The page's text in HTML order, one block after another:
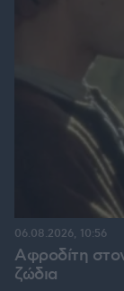
Αφροδίτη
ζώδια
06.08.2026, 10:56